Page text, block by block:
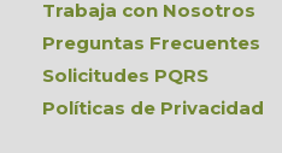
Trabaja con Nosotros
Preguntas Frecuentes
Solicitudes PQRS
Políticas de Privacidad